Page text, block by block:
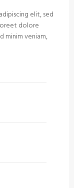
elit, sed
dolore
minim veniam,